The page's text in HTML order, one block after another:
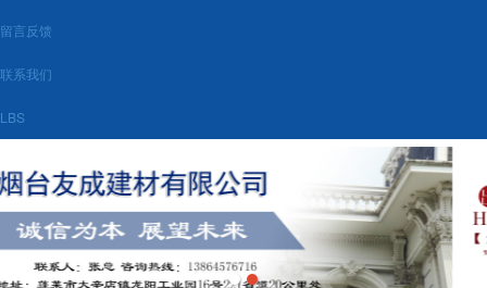
留言反馈
联系我们
LBS